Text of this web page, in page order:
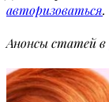
авторизоваться.
Анонсы статей в